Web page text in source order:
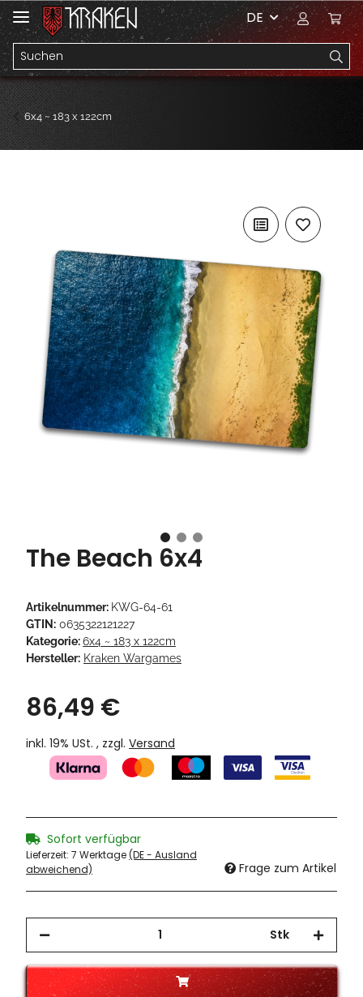
DE
6x4 ~ 183 x 122cm
The Beach 6x4
Artikelnummer: KWG-64-61
GTIN: 0635322121227
Kategorie:6x4 ~ 183 x 122cm
Hersteller: Kraken Wargames
86,49 €
inkl. 19% USt. , zzgl. Versand
Sofort verfügbar
Lieferzeit: 7 Werktage(DE - Ausland
abweichend)
Frage zum Artikel
Stk